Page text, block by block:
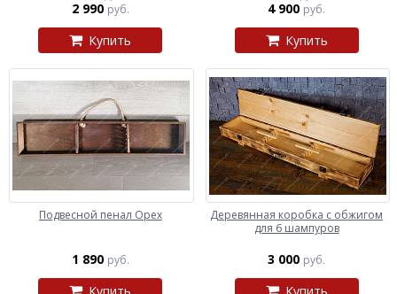
2 990 руб.
Купить
4 900 руб.
Купить
Подвесной пенал Орех
1 890 руб.
Деревянная коробка с обжигом
для 6 шампуров
3 000 руб.